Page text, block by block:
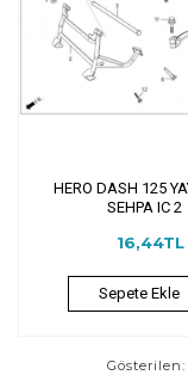
HERO DASH 125
SEHPA IC 2
16,44TL
Sepete Ekle
Gösterilen: